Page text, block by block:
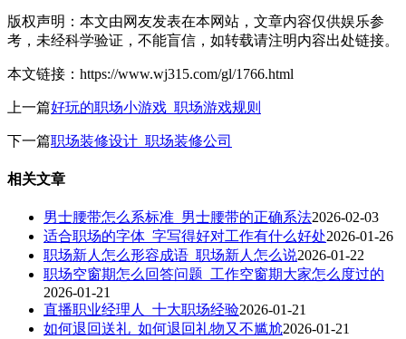
版权声明：本文由网友发表在本网站，文章内容仅供娱乐参
考，未经科学验证，不能盲信，如转载请注明内容出处链接。
本文链接：https://www.wj315.com/gl/1766.html
上一篇好玩的职场小游戏_职场游戏规则
下一篇职场装修设计_职场装修公司
相关文章
男士腰带怎么系标准_男士腰带的正确系法2026-02-03
适合职场的字体_字写得好对工作有什么好处2026-01-26
职场新人怎么形容成语_职场新人怎么说2026-01-22
职场空窗期怎么回答问题_工作空窗期大家怎么度过的
2026-01-21
直播职业经理人_十大职场经验2026-01-21
如何退回送礼_如何退回礼物又不尴尬2026-01-21